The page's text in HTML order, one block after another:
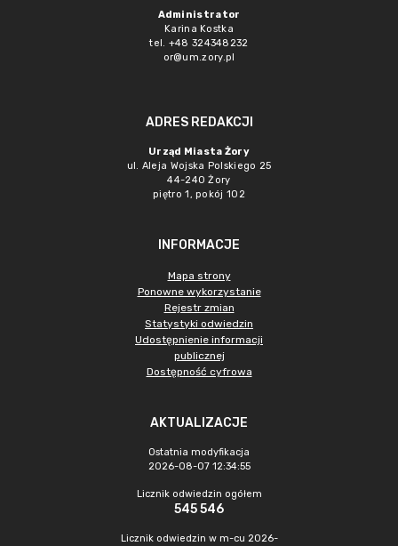
Administrator
Karina Kostka
tel. +48 324348232
or@um.zory.pl
ADRES REDAKCJI
Urząd Miasta Żory
ul. Aleja Wojska Polskiego 25
44-240 Żory
piętro 1, pokój 102
INFORMACJE
Mapa strony
Ponowne wykorzystanie
Rejestr zmian
Statystyki odwiedzin
Udostępnienie informacji
publicznej
Dostępność cyfrowa
AKTUALIZACJE
Ostatnia modyfikacja
2026-08-07 12:34:55
Licznik odwiedzin ogółem
545 546
Licznik odwiedzin w m-cu 2026-